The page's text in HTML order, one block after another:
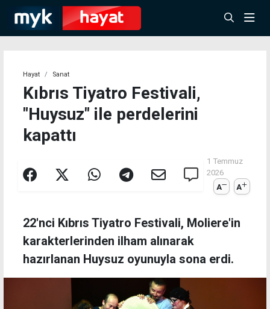
Hayat Sanat
Kıbrıs Tiyatro Festivali,
"Huysuz" ile perdelerini
kapattı
1 Temmuz
2026
A
A
22'nci Kıbrıs Tiyatro Festivali, Moliere'in
karakterlerinden ilham alınarak
hazırlanan Huysuz oyunuyla sona erdi.